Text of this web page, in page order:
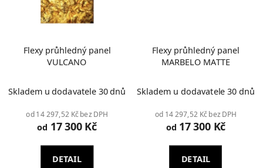
Flexy průhledný panel
VULCANO
hodnocení
produktu
je
z
Skladem u dodavatele 30 dnů
od 14 297,52 Kč bez DPH
od 17 300 Kč
DETAIL
Flexy průhledný panel
MARBELO MATTE
Skladem u dodavatele 30 dnů
od 14 297,52 Kč bez DPH
od 17 300 Kč
DETAIL